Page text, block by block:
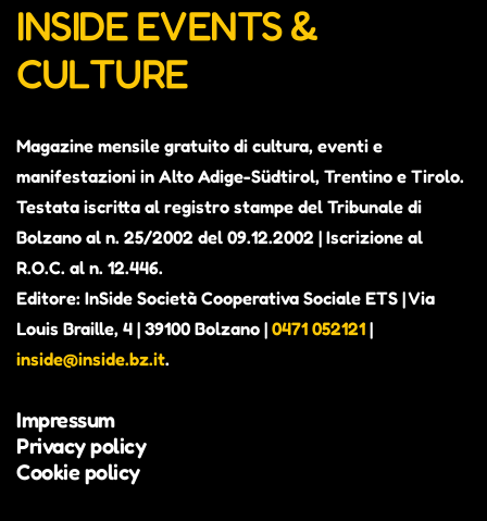
INSIDE EVENTS &
CULTURE
Magazine mensile gratuito di cultura, eventi e
manifestazioni in Alto Adige-Südtirol, Trentino e Tirolo.
Testata iscritta al registro stampe del Tribunale di
Bolzano al n. 25/2002 del 09.12.2002 | Iscrizione al
R.O.C. al n. 12.446.
Editore: InSide Società Cooperativa Sociale ETS | Via
Louis Braille, 4 | 39100 Bolzano | 0471 052121 |
inside@inside.bz.it.
Impressum
Privacy policy
Cookie policy